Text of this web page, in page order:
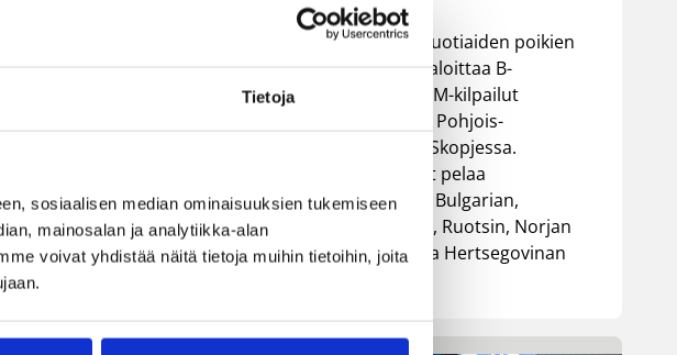
Tietoja
sosiaalisen median ominaisuuksien tukemiseen
mainosalan ja analytiikka-alan
voivat yhdistää näitä tietoja muihin tietoihin, joita
Suomen 16-vuotiaiden poikien
maajoukkue aloittaa B-
divisioonan EM-kilpailut
torstaina 6.8. Pohjois-
Makedonian Skopjessa.
Sudenpennut pelaa
alkulohkossa Bulgarian,
Luxemburgin, Ruotsin, Norjan
sekä Bosnia ja Hertsegovinan